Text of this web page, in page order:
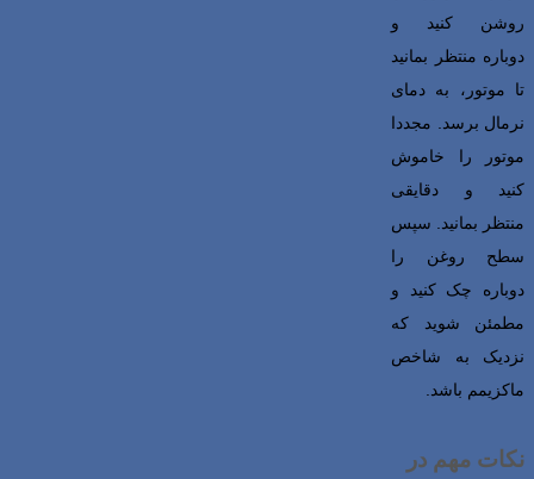
روشن کنید و
دوباره منتظر بمانید
تا موتور، به دمای
نرمال برسد. مجددا
موتور را خاموش
کنید و دقایقی
منتظر بمانید. سپس
سطح روغن را
دوباره چک کنید و
مطمئن شوید که
نزدیک به شاخص
ماکزیمم باشد.
نکات مهم در